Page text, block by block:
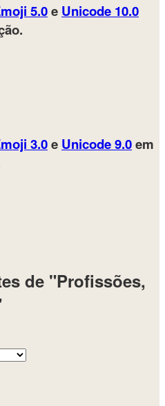
5.0e Unicode 10.0
3.0e Unicode 9.0em
de "Profissões,